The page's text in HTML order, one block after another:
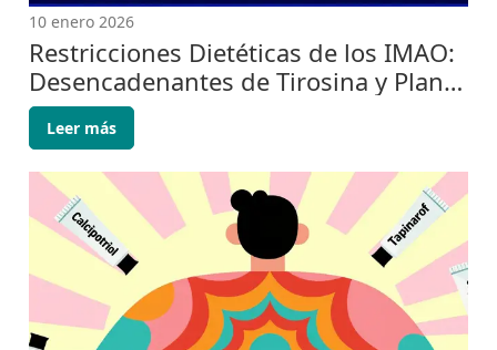
10 enero 2026
Restricciones Dietéticas de los IMAO:
Desencadenantes de Tirosina y Plan
de Seguridad
Leer más